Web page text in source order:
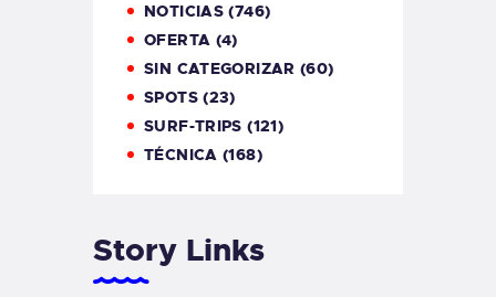
NOTICIAS (746)
OFERTA (4)
SIN CATEGORIZAR (60)
SPOTS(23)
SURF-TRIPS (121)
TÉCNICA (168)
Story Links